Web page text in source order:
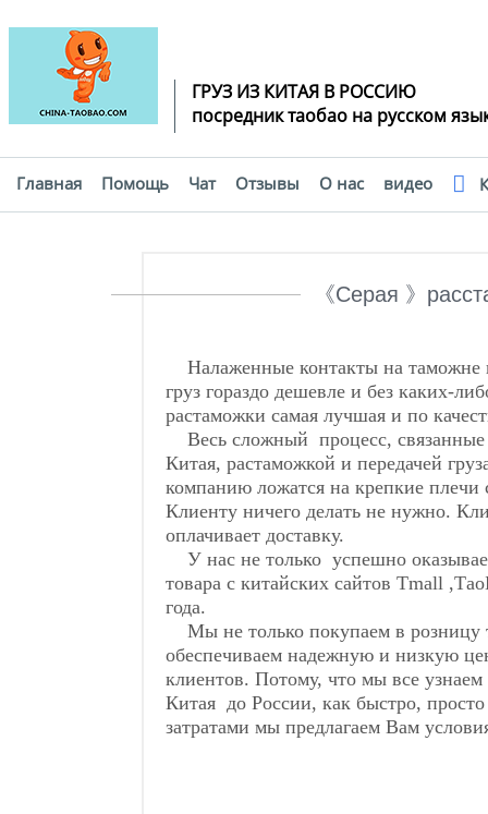
ГРУЗ ИЗ КИТАЯ В РОССИЮ
посредник таобао на русском
Главная Помощь Чат Отзывы О нас видео
Помощь
《Серая 》
Налаженные контакты на таможне
груз гораздо дешевле и без каких-
растаможки самая лучшая и по
Весь сложный процесc, связанные
Китая, растаможкой и передачей
компанию ложатся на крепкие плечи
Клиенту ничего делать не нужно.
оплачивает доставку.
У нас не только успешно
товара с китайских сайтов Tmall
года.
Мы не только покупаем в розницу
обеспечиваем надежную и низкую
клиентов. Потому, что мы все узнаем
Китая до России, как быстро,
затратами мы предлагаем Вам